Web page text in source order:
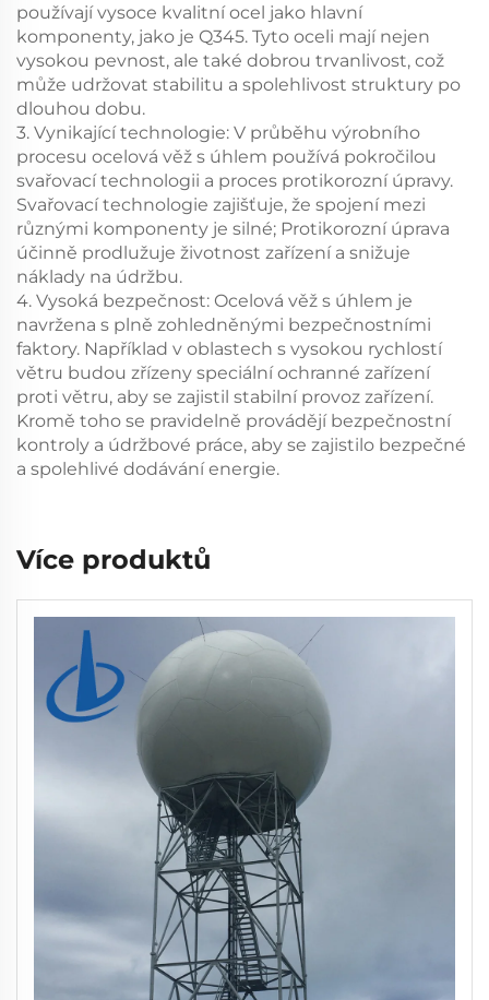
používají vysoce kvalitní ocel jako hlavní
komponenty, jako je Q345. Tyto oceli mají nejen
vysokou pevnost, ale také dobrou trvanlivost, což
může udržovat stabilitu a spolehlivost struktury po
dlouhou dobu.
3. Vynikající technologie: V průběhu výrobního
procesu ocelová věž s úhlem používá pokročilou
svařovací technologii a proces protikorozní úpravy.
Svařovací technologie zajišťuje, že spojení mezi
různými komponenty je silné; Protikorozní úprava
účinně prodlužuje životnost zařízení a snižuje
náklady na údržbu.
4. Vysoká bezpečnost: Ocelová věž s úhlem je
navržena s plně zohledněnými bezpečnostními
faktory. Například v oblastech s vysokou rychlostí
větru budou zřízeny speciální ochranné zařízení
proti větru, aby se zajistil stabilní provoz zařízení.
Kromě toho se pravidelně provádějí bezpečnostní
kontroly a údržbové práce, aby se zajistilo bezpečné
a spolehlivé dodávání energie.
Více produktů